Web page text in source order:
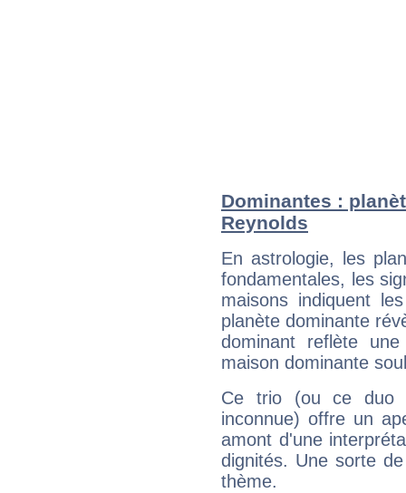
Dominantes :
Reynolds
En astrologie, les
fondamentales, les
maisons indiquent
planète dominante
dominant reflète
maison dominante
Ce trio (ou ce duo
inconnue) offre un
amont d'une
dignités. Une sorte
thème.